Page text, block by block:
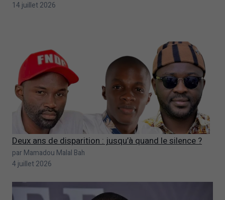
14 juillet 2026
Deux ans de disparition : jusqu’à quand le silence ?
par Mamadou Malal Bah
4 juillet 2026